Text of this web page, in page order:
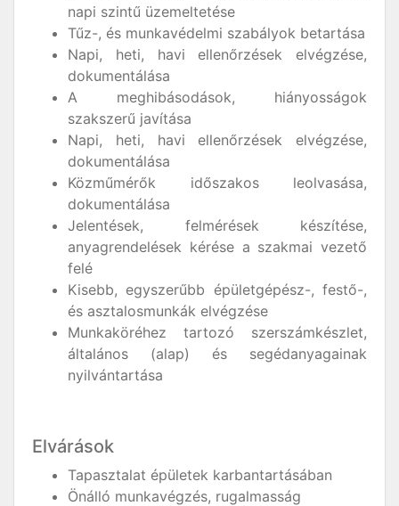
napi szintű üzemeltetése
Tűz-, és munkavédelmi szabályok betartása
Napi, heti, havi ellenőrzések elvégzése,
dokumentálása
A meghibásodások, hiányosságok
szakszerű javítása
Napi, heti, havi ellenőrzések elvégzése,
dokumentálása
Közműmérők időszakos leolvasása,
dokumentálása
Jelentések, felmérések készítése,
anyagrendelések kérése a szakmai vezető
felé
Kisebb, egyszerűbb épületgépész-, festő-,
és asztalosmunkák elvégzése
Munkaköréhez tartozó szerszámkészlet,
általános (alap) és segédanyagainak
nyilvántartása
Elvárások
Tapasztalat épületek karbantartásában
Önálló munkavégzés, rugalmasság